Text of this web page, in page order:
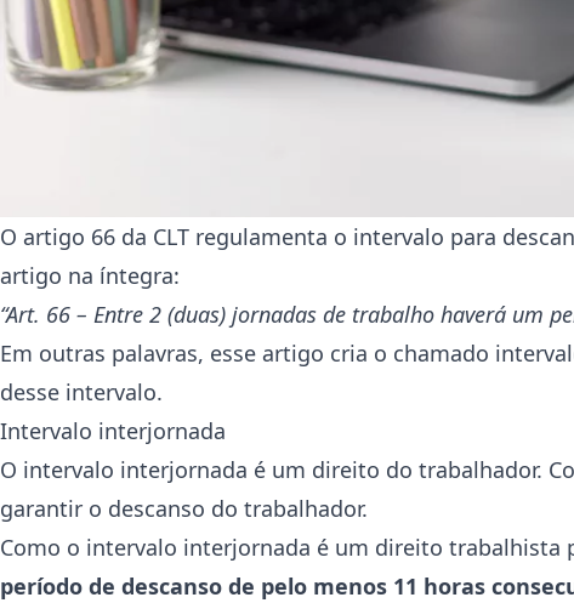
O artigo 66 da CLT regulamenta o intervalo para
artigo na íntegra:
“Art. 66 – Entre 2 (duas) jornadas de trabalho haverá um
Em outras palavras, esse artigo cria o chamado
desse intervalo.
Intervalo interjornada
O intervalo interjornada é um direito do trabalhador.
garantir o descanso do trabalhador.
Como o intervalo interjornada é um direito trabalhista
período de descanso de pelo menos 11 horas